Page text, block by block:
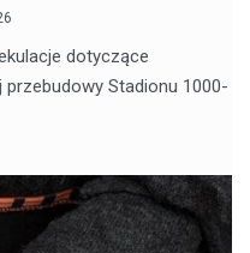
dotyczące
Stadionu 1000-